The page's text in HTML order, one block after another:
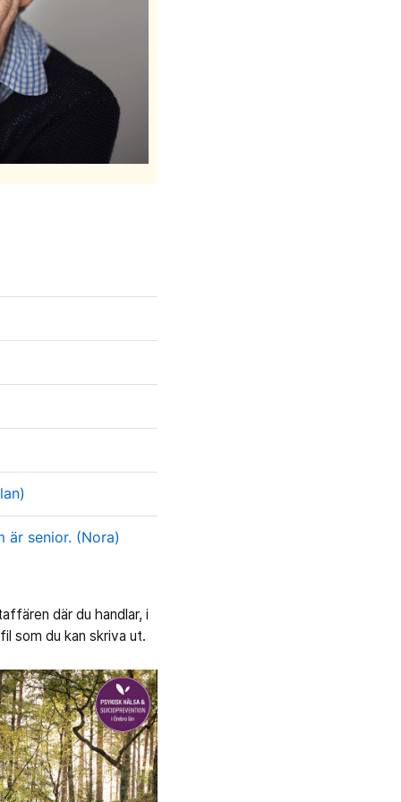
är senior. (Nora)
där du handlar, i
som du kan skriva ut.